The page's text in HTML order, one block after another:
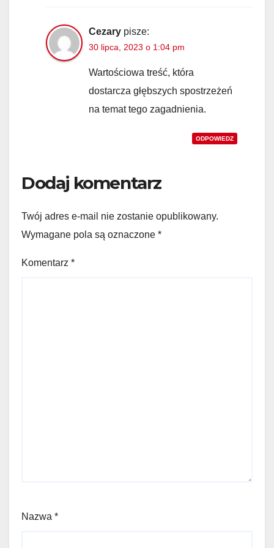
Cezary pisze:
30 lipca, 2023 o 1:04 pm
Wartościowa treść, która
dostarcza głębszych spostrzeżeń
na temat tego zagadnienia.
ODPOWIEDZ
Dodaj komentarz
Twój adres e-mail nie zostanie opublikowany.
Wymagane pola są oznaczone *
Komentarz *
Nazwa *